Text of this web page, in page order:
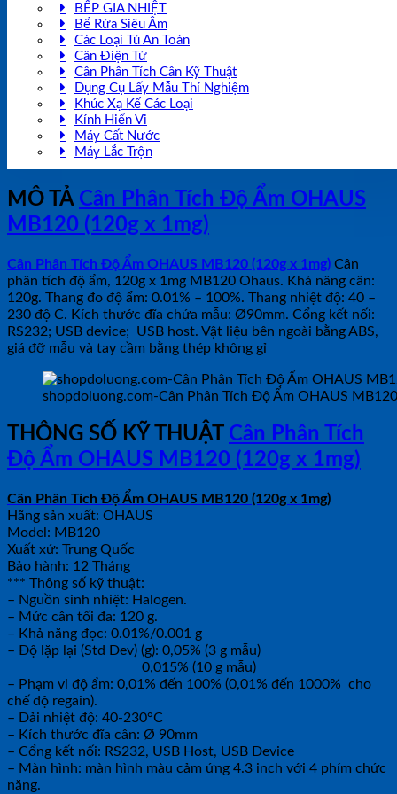
BẾP GIA NHIỆT
Bể Rửa Siêu Âm
Các Loại Tủ An Toàn
Cân Điện Tử
Cân Phân Tích Cân Kỹ Thuật
Dụng Cụ Lấy Mẫu Thí Nghiệm
Khúc Xạ Kế Các Loại
Kính Hiển Vi
Máy Cất Nước
Máy Lắc Trộn
MÔ TẢ Cân Phân Tích Độ Ẩm OHAUS
MB120 (120g x 1mg)
Cân Phân Tích Độ Ẩm OHAUS MB120 (120g x 1mg) Cân
phân tích độ ẩm, 120g x 1mg MB120 Ohaus. Khả nâng cân:
120g. Thang đo độ ẩm: 0.01% – 100%. Thang nhiệt độ: 40 –
230 độ C. Kích thước đĩa chứa mẫu: Ø90mm. Cổng kết nối:
RS232; USB device; USB host. Vật liệu bên ngoài bằng ABS,
giá đỡ mẫu và tay cầm bằng thép không gỉ
shopdoluong.com-Cân Phân Tích Độ Ẩm OHAUS
THÔNG SỐ KỸ THUẬT Cân Phân Tích
Độ Ẩm OHAUS MB120 (120g x 1mg)
Cân Phân Tích Độ Ẩm OHAUS MB120 (120g x 1mg)
Hãng sản xuất: OHAUS
Model: MB120
Xuất xứ: Trung Quốc
Bảo hành: 12 Tháng
*** Thông số kỹ thuật:
– Nguồn sinh nhiệt: Halogen.
– Mức cân tối đa: 120 g.
– Khả năng đọc: 0.01%/0.001 g
– Độ lặp lại (Std Dev) (g): 0,05% (3 g mẫu)
0,015% (10 g mẫu)
– Phạm vi độ ẩm: 0,01% đến 100% (0,01% đến 1000% cho
chế độ regain).
– Dải nhiệt độ: 40-230°C
– Kích thước đĩa cân: Ø 90mm
– Cổng kết nối: RS232, USB Host, USB Device
– Màn hình: màn hình màu cảm ứng 4.3 inch với 4 phím chức
năng.